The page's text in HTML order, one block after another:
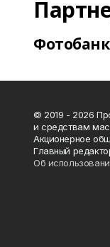
© 2019 - 2026
и средствам
Акционерное
Главный
Об